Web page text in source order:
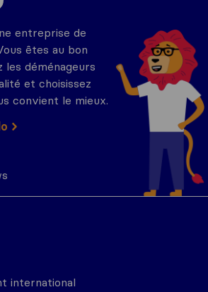
international
entreprise de
êtes au bon
les déménageurs
et choisissez
convient le mieux.